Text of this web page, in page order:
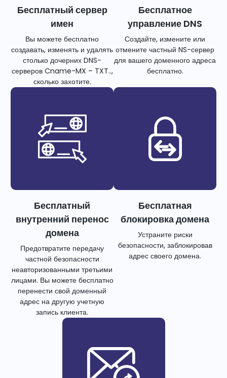
Бесплатный сервер
имен
Вы можете бесплатно
создавать, изменять и удалять
столько дочерних DNS-
серверов Cname-MX – TXT..,
сколько захотите.
Бесплатное
управление DNS
Создайте, измените или
отмените частный NS-сервер
для вашего доменного адреса
бесплатно.
Бесплатный
внутренний перенос
домена
Предотвратите передачу
частной безопасности
неавторизованными третьими
лицами. Вы можете бесплатно
перенести свой доменный
адрес на другую учетную
запись клиента.
Бесплатная
блокировка домена
Устраните риски
безопасности, заблокировав
адрес своего домена.